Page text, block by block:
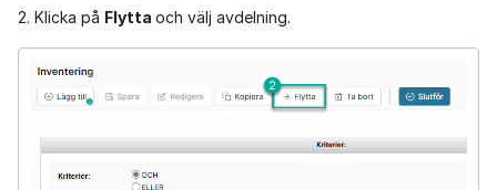
2. Klicka på Flytta och välj avdelning.